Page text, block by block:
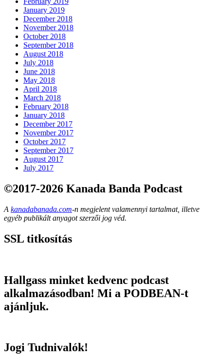
January 2019
December 2018
November 2018
October 2018
September 2018
August 2018
July 2018
June 2018
May 2018
April 2018
March 2018
February 2018
January 2018
December 2017
November 2017
October 2017
September 2017
August 2017
July 2017
©2017-2026 Kanada Banda Podcast
A kanadabanada.com-n megjelent valamennyi tartalmat, illetve
egyéb publikált anyagot szerzői jog véd.
SSL titkosítás
Hallgass minket kedvenc podcast
alkalmazásodban! Mi a PODBEAN-t
ajánljuk.
Jogi Tudnivalók!